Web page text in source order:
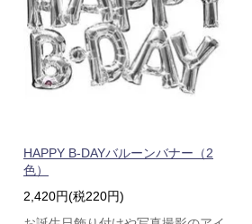
HAPPY B-DAYバルーンバナー（2
色）
2,420円(税220円)